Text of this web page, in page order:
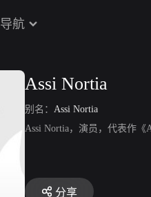
导航
Assi Nortia
别名： Assi Nortia
Assi Nortia，演员，代表作《
分享